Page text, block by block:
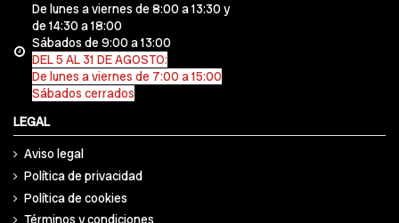
De lunes a viernes de 8:00 a 13:30 y
de 14:30 a 18:00
Sábados de 9:00 a 13:00
DEL 5 AL 31 DE AGOSTO:
De lunes a viernes de 7:00 a 15:00
Sábados cerrados
LEGAL
Aviso legal
Política de privacidad
Política de cookies
Términos y condiciones